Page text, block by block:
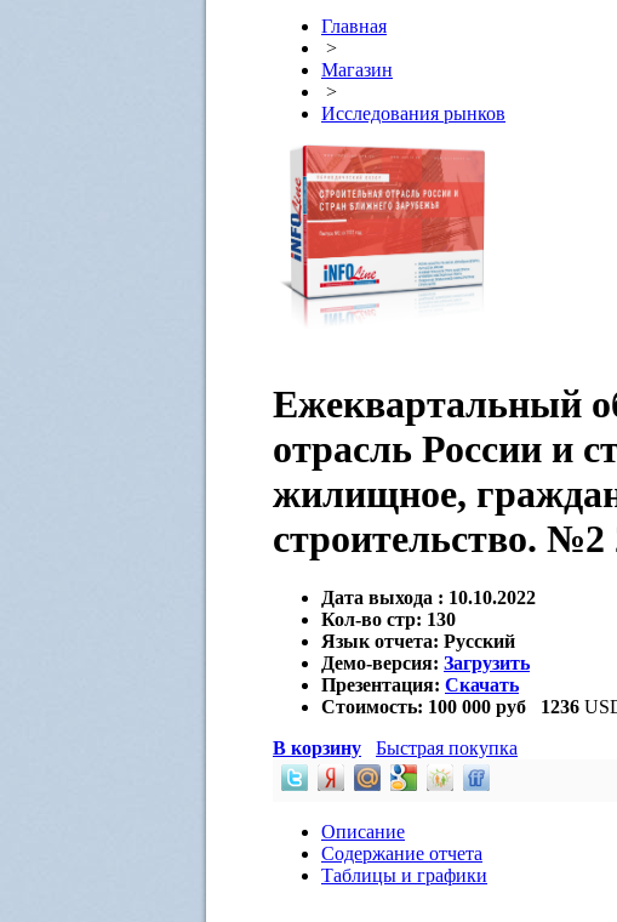
Главная
>
Магазин
>
Исследования рынков
Ежеквартальный
отрасль России и
жилищное,
строительство. №2
Дата выхода : 10.10.2022
Кол-во стр: 130
Язык отчета: Русский
Демо-версия: Загрузить
Презентация: Скачать
Стоимость: 100 000 руб 1236
В корзину
Быстрая покупка
Описание
Содержание отчета
Таблицы и графики